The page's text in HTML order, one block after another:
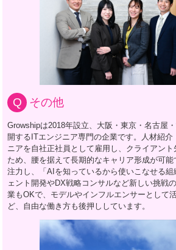
その他
Growshipは2018年設立、大阪・東京・名古屋
開するITエンジニア専門の企業です。人材紹
ニアを自社正社員として雇用し、クライアン
ため、腰を据えて長期的なキャリア形成が可
注力し、「AIを知っているから使いこなせる
ェント開発やDX戦略コンサルなど新しい挑戦
業もOKで、モデルやインフルエンサーとして
ど、自由な働き方も後押ししています。